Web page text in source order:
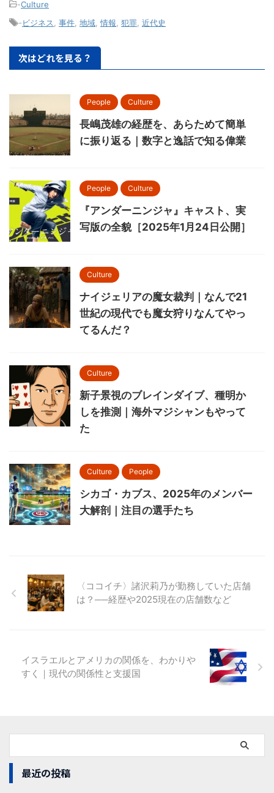
-Culture
-ビジネス 事件 地域 情報 犯罪 近代史
次はどれを見る？
People Culture
長嶋茂雄の経歴を、あらためて簡単
に振り返る｜数字と逸話で知る偉業
People Culture
『アンダーニンジャ』キャスト、実
写版の全貌［2025年1月24日公開］
Culture
ナイジェリアの魔女裁判｜なんで21
世紀の現代でも魔女狩りなんてやっ
てるんだ？
Culture
新子景視のブレインダイブ、種明か
しを推測｜海外マジシャンもやって
た
Culture People
シカゴ・カブス、2025年のメンバー
大解剖｜注目の選手たち
〈ココイチ〉諸沢莉乃が勤務していた店舗
は？──経歴や2025現在の店舗数など
イスラエルとアメリカの関係を、わかりや
すく｜現代の関係性と支援国
最近の投稿